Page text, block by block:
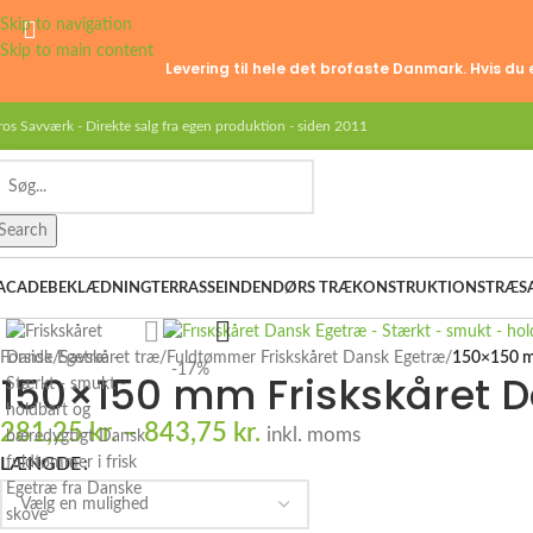
Skip to navigation
Skip to main content
Levering til hele det brofaste Danmark. Hvis
Savværk - Direkte salg fra egen produktion - siden 2011
TERRASSE INDENDØRS TRÆKONSTRUKTIONSTRÆ
-17%
Click to enlarge
Forside/Savskåret træ/ Fuldtømmer Friskskåret Dansk Egetræ/150×150
150×150 mm Friskskåret
281,25kr. – 843,75 kr. inkl. moms
LÆNGDE